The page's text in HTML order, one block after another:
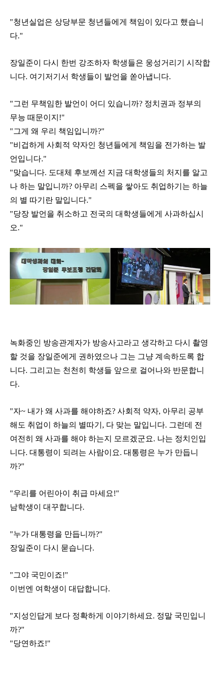
"청년실업은 상당부문 청년들에게 책임이 있다고 했습니
다."
장일준이 다시 한번 강조하자 학생들은 웅성거리기 시작합
니다. 여기저기서 학생들이 발언을 쏟아냅니다.
"그런 무책임한 발언이 어디 있습니까? 정치권과 정부의
무능 때문이지!"
"그게 왜 우리 책임입니까?"
"비겁하게 사회적 약자인 청년들에게 책임을 전가하는 발
언입니다."
"맞습니다. 도대체 후보께선 지금 대학생들의 처지를 알고
나 하는 말입니까? 아무리 스펙을 쌓아도 취업하기는 하늘
의 별 따기란 말입니다."
"당장 발언을 취소하고 전국의 대학생들에게 사과하십시
오."
녹화중인 방송관계자가 방송사고라고 생각하고 다시 촬영
할 것을 장일준에게 권하였으나 그는 그냥 계속하도록 합
니다. 그리고는 천천히 학생들 앞으로 걸어나와 반문합니
다.
"자~ 내가 왜 사과를 해야하죠? 사회적 약자, 아무리 공부
해도 취업이 하늘의 별따기, 다 맞는 말입니다. 그런데 전
여전히 왜 사과를 해야 하는지 모르겠군요. 나는 정치인입
니다. 대통령이 되려는 사람이요. 대통령은 누가 만듭니
까?"
"우리를 어린아이 취급 마세요!"
남학생이 대꾸합니다.
"누가 대통령을 만듭니까?"
장일준이 다시 묻습니다.
"그야 국민이죠!"
이번엔 여학생이 대답합니다.
"지성인답게 보다 정확하게 이야기하세요. 정말 국민입니
까?"
"당연하죠!"